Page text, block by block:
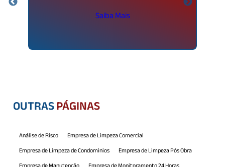
Saiba Mais
OUTRASPÁGINAS
Análise de Risco
Empresa de Limpeza Comercial
Empresa de Limpeza de Condominios
Empresa de Limpeza Pós Obra